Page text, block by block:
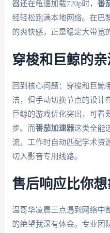
器还在龟速加载720p时， 番
经轻松跑满本地网络。在巴
的爽快感，正是稳定大带宽
穿梭和巨鲸的
回到核心问题：穿梭和巨鲸
洁，但手动切换节点的设计
巨鲸的游戏优化突出，可看
步。而番茄加速器这类全能
流，工作时自动匹配学术资
切入影音专用线路。
售后响应比你
温哥华凌晨三点遇到网络中
的绝望我深有体会。专业团